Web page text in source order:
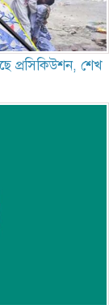
প্রসিকিউশন, শেখ